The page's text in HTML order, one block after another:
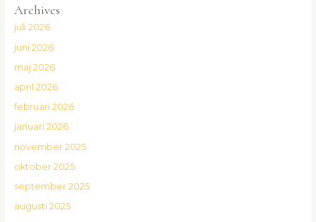
Archives
juli 2026
juni 2026
maj 2026
april 2026
februari 2026
januari 2026
november 2025
oktober 2025
september 2025
augusti 2025